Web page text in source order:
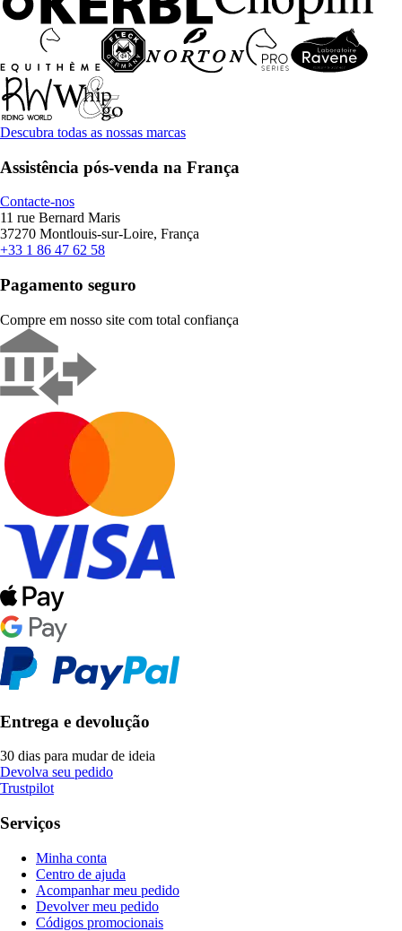
Descubra todas as nossas marcas
Assistência pós-venda na França
Contacte-nos
11 rue Bernard Maris
37270 Montlouis-sur-Loire, França
+33 1 86 47 62 58
Pagamento seguro
Compre em nosso site com total confiança
Entrega e devolução
30 dias para mudar de ideia
Devolva seu pedido
Trustpilot
Serviços
Minha conta
Centro de ajuda
Acompanhar meu pedido
Devolver meu pedido
Códigos promocionais